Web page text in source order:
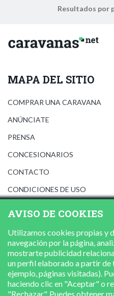
Resultados por
MAPA DEL SITIO
COMPRAR UNA CARAVANA
ANÚNCIATE
PRENSA
CONCESIONARIOS
CONTACTO
CONDICIONES DE USO
POLÍTICA DE COOKIES
AVISO DE COOKIES
Utilizamos cookies propias y
navegación por la página,
mostrarte publicidad
un perfil elaborado a partir de
ejemplo, páginas visitadas).
haciendo clic en "Aceptar" o
"Rechazar". Puedes obtener